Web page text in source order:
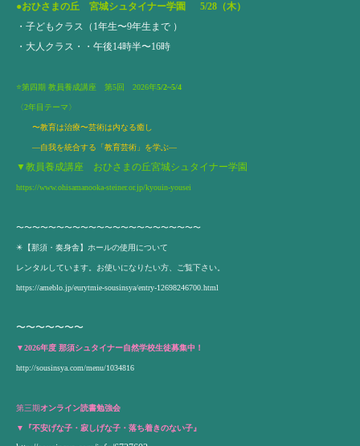
●おひさまの丘 宮城シュタイナー学園 5/28 （木）
・子どもクラス（1年生〜9年生まで ）
・大人クラス・・午後14時半〜16時
⭐️第四期 教員養成講座 第5回 2026年5/2~5/4
〈2年目テーマ〉
〜教育は治療〜芸術は内なる癒し
​―自我を統合する「教育芸術」を学ぶ―​​​​​​​​​​
▼教員養成講座 おひさまの丘宮城シュタイナー学園
https://www.ohisamanooka-steiner.or.jp/kyouin-yousei
〜〜〜〜〜〜〜〜〜〜〜〜〜〜〜〜〜〜〜〜〜〜〜
✴️【那須・奏身舎】ホールの使用について
レンタルしています。お使いになりたい方、ご覧下さい。
https://ameblo.jp/eurytmie-sousinsya/entry-12698246700.html
〜〜〜〜〜〜〜
▼2026年度 那須シュタイナー自然学校生徒募集中！
http://sousinsya.com/menu/1034816
第三期オンライン読書勉強会
▼『不安げな子・寂しげな子・落ち着きのない子』